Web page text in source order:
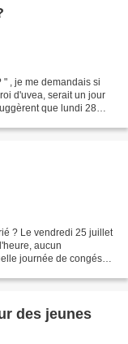
, je me demandais si
d'uvea, serait un jour
que lundi 28
? Le vendredi 25 juillet
aucun
journée de congés
des jeunes